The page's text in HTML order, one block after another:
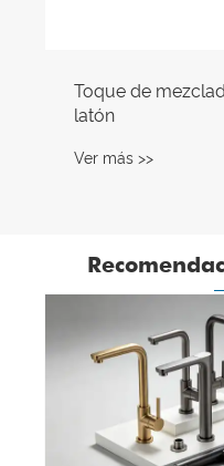
Toque de
latón
Ver más >>